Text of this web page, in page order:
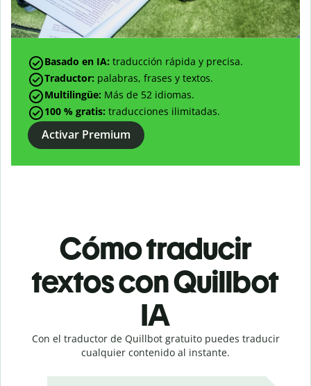
Basado en IA: traducción rápida y precisa.
Traductor: palabras, frases y textos.
Multilingüe: Más de 52 idiomas.
100 % gratis: traducciones ilimitadas.
Activar Premium
Cómo traducir
textos con Quillbot
IA
Con el traductor de Quillbot gratuito puedes traducir
cualquier contenido al instante.